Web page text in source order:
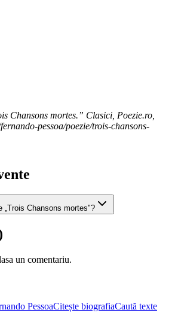
Chansons mortes.” Clasici, Poezie.ro,
pessoa/poezie/trois-chansons-
„Trois Chansons mortes"?
un comentariu.
PessoaCitește biografiaCaută texte